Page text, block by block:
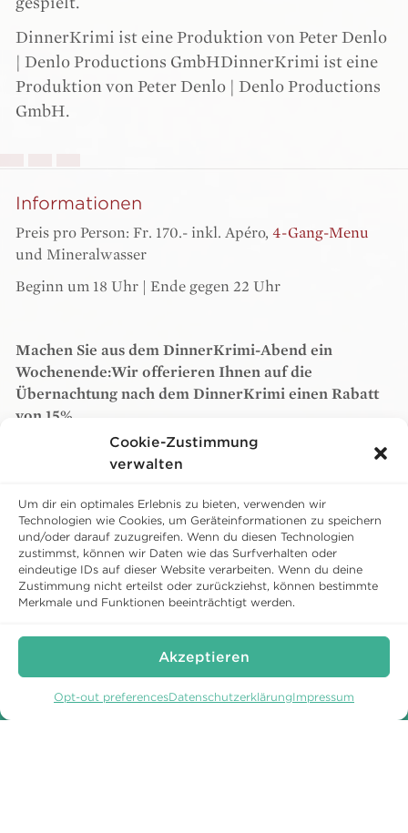
Cookie-Zustimmung
verwalten
Um dir ein optimales Erlebnis zu bieten, verwenden wir
Technologien wie Cookies, um Geräteinformationen zu speichern
und/oder darauf zuzugreifen. Wenn du diesen Technologien
zustimmst, können wir Daten wie das Surfverhalten oder
eindeutige IDs auf dieser Website verarbeiten. Wenn du deine
Zustimmung nicht erteilst oder zurückziehst, können bestimmte
Merkmale und Funktionen beeinträchtigt werden.
Akzeptieren
Opt-out preferencesDatenschutzerklärungImpressum
Direkt buchen und sparen.
DinnerKrimi ist eine Produktion von Peter Denlo
| Denlo Productions GmbHDinnerKrimi ist eine
Produktion von Peter Denlo | Denlo Productions
GmbH.
Informationen
Preis pro Person: Fr. 170.- inkl. Apéro, 4-Gang-Menu
und Mineralwasser
Beginn um 18 Uhr | Ende gegen 22 Uhr
Machen Sie aus dem DinnerKrimi-Abend ein
Wochenende:Wir offerieren Ihnen auf die
Übernachtung nach dem DinnerKrimi einen Rabatt
von 15%.
JETZT RESERVIEREN!
SCHLOSS WARTEGG
von Blarer-Weg 1
9404 Rorschacherberg
Telefax: +41 71 858 62 60
Unseren Newsletter abonnieren